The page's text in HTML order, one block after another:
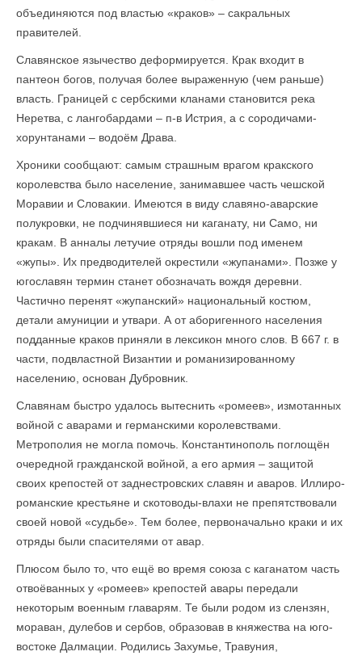
объединяются под властью «краков» – сакральных
правителей.
Славянское язычество деформируется. Крак входит в
пантеон богов, получая более выраженную (чем раньше)
власть. Границей с сербскими кланами становится река
Неретва, с лангобардами – п-в Истрия, а с сородичами-
хорунтанами – водоём Драва.
Хроники сообщают: самым страшным врагом кракского
королевства было население, занимавшее часть чешской
Моравии и Словакии. Имеются в виду славяно-аварские
полукровки, не подчинявшиеся ни каганату, ни Само, ни
кракам. В анналы летучие отряды вошли под именем
«жупы». Их предводителей окрестили «жупанами». Позже у
югославян термин станет обозначать вождя деревни.
Частично перенят «жупанский» национальный костюм,
детали амуниции и утвари. А от аборигенного населения
подданные краков приняли в лексикон много слов. В 667 г. в
части, подвластной Византии и романизированному
населению, основан Дубровник.
Славянам быстро удалось вытеснить «ромеев», измотанных
войной с аварами и германскими королевствами.
Метрополия не могла помочь. Константинополь поглощён
очередной гражданской войной, а его армия – защитой
своих крепостей от заднестровских славян и аваров. Иллиро-
романские крестьяне и скотоводы-влахи не препятствовали
своей новой «судьбе». Тем более, первоначально краки и их
отряды были спасителями от авар.
Плюсом было то, что ещё во время союза с каганатом часть
отвоёванных у «ромеев» крепостей авары передали
некоторым военным главарям. Те были родом из слензян,
мораван, дулебов и сербов, образовав в княжества на юго-
востоке Далмации. Родились Захумье, Травуния,